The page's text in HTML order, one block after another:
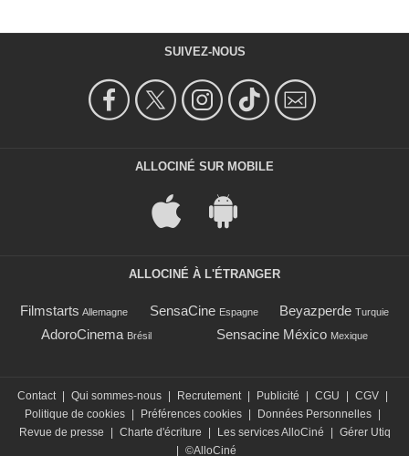
SUIVEZ-NOUS
ALLOCINÉ SUR MOBILE
ALLOCINÉ À L'ÉTRANGER
Filmstarts Allemagne SensaCine Espagne Beyazperde Turquie
AdoroCinema Brésil Sensacine México Mexique
Contact Qui sommes-nous Recrutement Publicité CGU CGV
Politique de cookies
Préférences cookies Données Personnelles
Revue de presse
Charte d'écriture Les services AlloCiné
Gérer Utiq
©AlloCiné